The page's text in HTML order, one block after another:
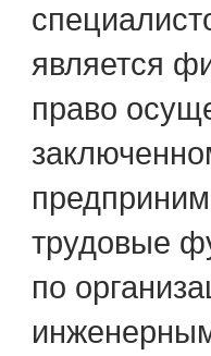
является
право
трудовые
по